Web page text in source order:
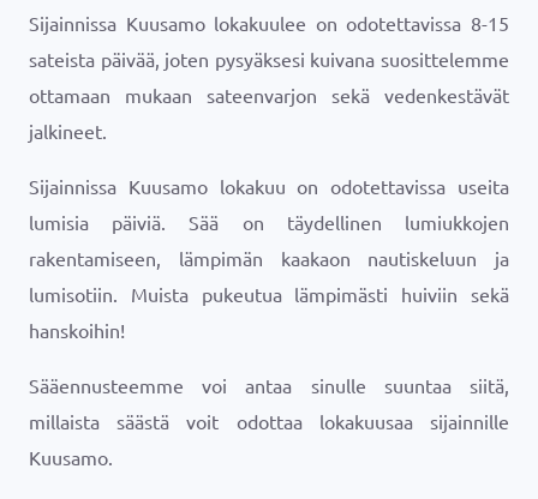
Sijainnissa Kuusamo lokakuulee on odotettavissa 8-15
sateista päivää, joten pysyäksesi kuivana suosittelemme
ottamaan mukaan sateenvarjon sekä vedenkestävät
jalkineet.
Sijainnissa Kuusamo lokakuu on odotettavissa useita
lumisia päiviä. Sää on täydellinen lumiukkojen
rakentamiseen, lämpimän kaakaon nautiskeluun ja
lumisotiin. Muista pukeutua lämpimästi huiviin sekä
hanskoihin!
Sääennusteemme voi antaa sinulle suuntaa siitä,
millaista säästä voit odottaa lokakuusaa sijainnille
Kuusamo.